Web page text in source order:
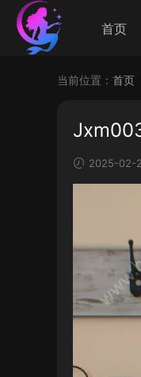
首页
当前位置： 首页
2025-02-